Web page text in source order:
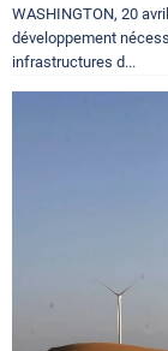
WASHINGTON, 20
développement
infrastructures d...